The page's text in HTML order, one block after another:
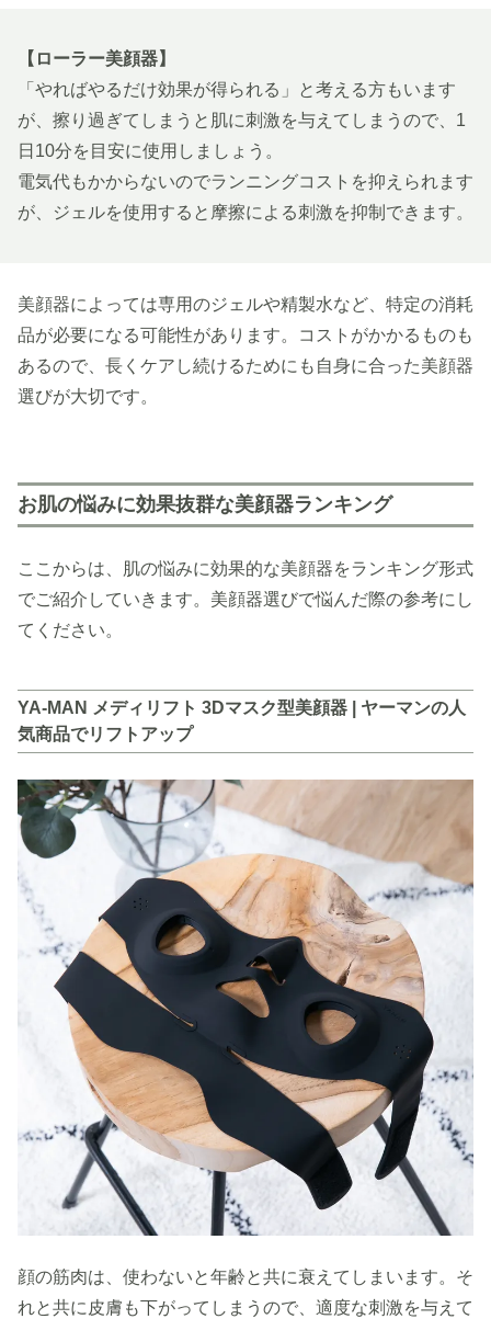
【ローラー美顔器】
「やればやるだけ効果が得られる」と考える方もいます
が、擦り過ぎてしまうと肌に刺激を与えてしまうので、1
日10分を目安に使用しましょう。
電気代もかからないのでランニングコストを抑えられます
が、ジェルを使用すると摩擦による刺激を抑制できます。
美顔器によっては専用のジェルや精製水など、特定の消耗
品が必要になる可能性があります。コストがかかるものも
あるので、長くケアし続けるためにも自身に合った美顔器
選びが大切です。
お肌の悩みに効果抜群な美顔器ランキング
ここからは、肌の悩みに効果的な美顔器をランキング形式
でご紹介していきます。美顔器選びで悩んだ際の参考にし
てください。
YA-MAN メディリフト 3Dマスク型美顔器 | ヤーマンの人
気商品でリフトアップ
顔の筋肉は、使わないと年齢と共に衰えてしまいます。そ
れと共に皮膚も下がってしまうので、適度な刺激を与えて